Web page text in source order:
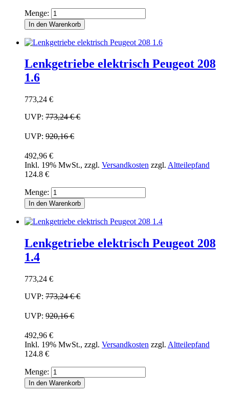
Menge:
In den Warenkorb
Lenkgetriebe elektrisch Peugeot 208
1.6
773,24 €
UVP: 773,24 €€
UVP: 920,16 €
492,96 €
Inkl. 19% MwSt., zzgl. Versandkosten zzgl. Altteilepfand
124.8 €
Menge:
In den Warenkorb
Lenkgetriebe elektrisch Peugeot 208
1.4
773,24 €
UVP: 773,24 €€
UVP: 920,16 €
492,96 €
Inkl. 19% MwSt., zzgl. Versandkosten zzgl. Altteilepfand
124.8 €
Menge:
In den Warenkorb